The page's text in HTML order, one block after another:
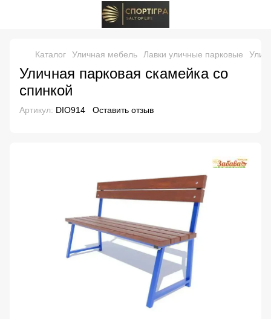
Каталог Уличная мебель Лавки уличные парковые
Уличная парковая скамейка со
спинкой
Артикул: DIO914 Оставить отзыв